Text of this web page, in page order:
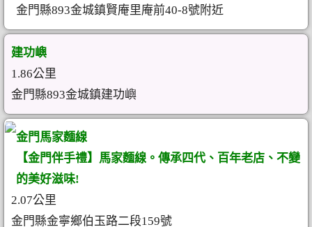
金門縣893金城鎮賢庵里庵前40-8號附近
建功嶼
1.86公里
金門縣893金城鎮建功嶼
金門馬家麵線
【金門伴手禮】馬家麵線。傳承四代、百年老店、不變
的美好滋味!
2.07公里
金門縣金寧鄉伯玉路二段159號